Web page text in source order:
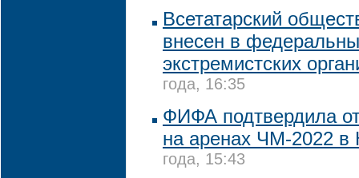
Всетатарский
внесен в
экстремистских
года, 16:35
ФИФА подтвердила
на аренах ЧМ-2022 в
года, 15:43